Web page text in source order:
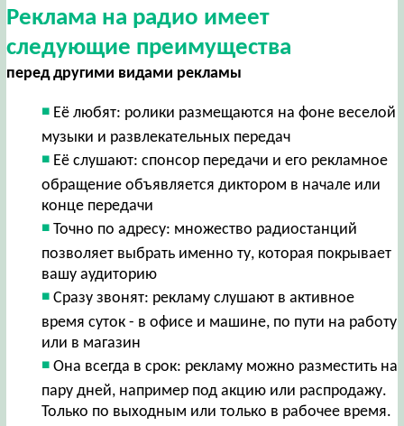
Реклама на радио имеет
следующие преимущества
перед другими видами рекламы
Её любят: ролики размещаются на фоне веселой
музыки и развлекательных передач
Её слушают: спонсор передачи и его рекламное
обращение объявляется диктором в начале или
конце передачи
Точно по адресу: множество радиостанций
позволяет выбрать именно ту, которая покрывает
вашу аудиторию
Сразу звонят: рекламу слушают в активное
время суток - в офисе и машине, по пути на работу
или в магазин
Она всегда в срок: рекламу можно разместить на
пару дней, например под акцию или распродажу.
Только по выходным или только в рабочее время.